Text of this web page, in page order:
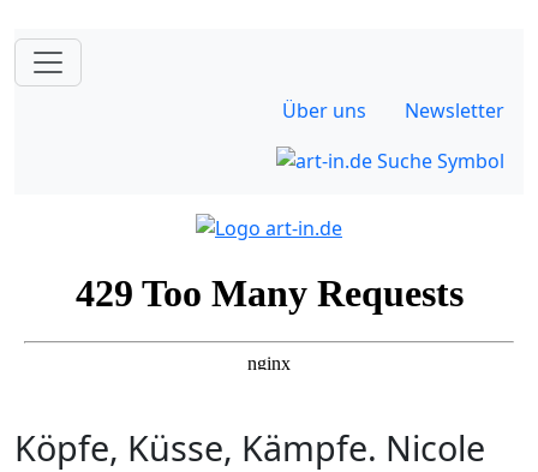
Über uns Newsletter
Köpfe, Küsse, Kämpfe. Nicole